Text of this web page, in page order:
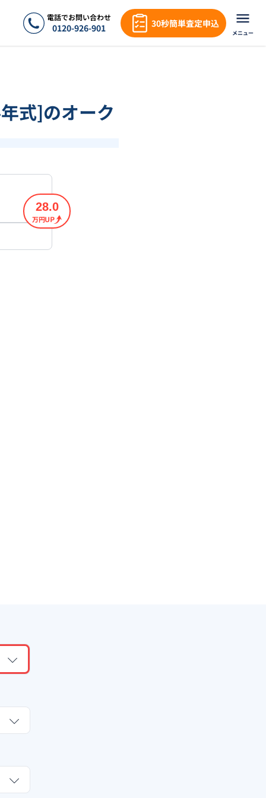
電話でお問い合わせ
0120-926-901 30秒簡単査定申込
メニュー
式]のオーク
28.0
万円